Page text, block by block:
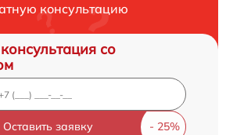
консультацию
со
Оставить заявку